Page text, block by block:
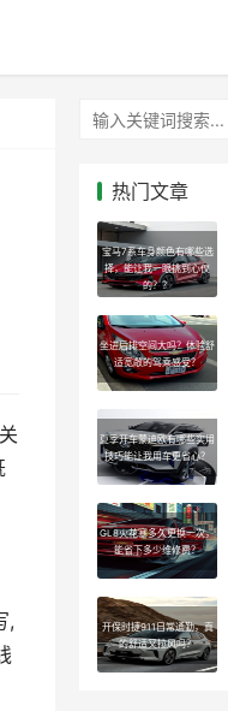
,
热门文章
宝马7系车身颜色有哪些选
择，能让我一眼挑到心仪
的？？
坐进后排空间大吗？体验舒
适宽敞的驾乘感受？
夏季开车蒙迪欧有哪些实用
技巧能让我用车更省心？
GL8火花塞多久更换一次，
能省下多少维修费？
开保时捷911日常通勤，真
的舒适又拉风吗？